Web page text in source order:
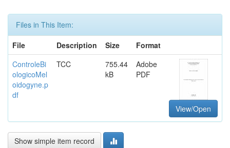
Files in This Item:
File
Description Size
Format
ControleBi
ologicoMel
oidogyne.p
df
TCC
755.44
kB
Adobe
PDF
View/Open
Show simple item record